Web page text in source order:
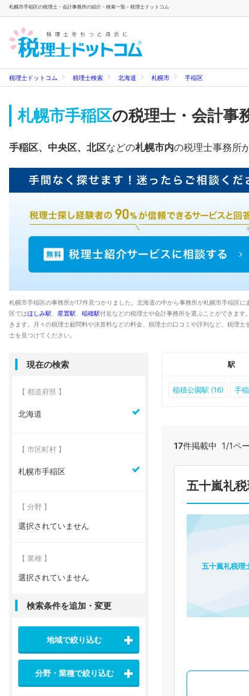
札幌市手稲区の税理士・会計事務所の紹介・検索一覧 - 税理士ドットコム
税理士ドットコム 税理士検索 北海道 札幌市 手稲区
札幌市手稲区の税理士・会計事
手稲区、中央区、北区などの札幌市内の税理士事務所
札幌市手稲区の事務所が17件見つかりました。北海道の中から事務所が札幌市手稲区に
区ではほしみ駅 星置駅 稲穂駅付近などの税理士や会計事務所を選ぶことができま
きます。月々の税理士顧問料や決算料などの料金、税理士の口コミや評判など、税理
士を見つけてください。
駅
稲積公園駅 (16) 手
17件掲載中 1/1ペ
五十嵐礼
五十嵐礼税理
現在の検索
【 都道府県 】
北海道
【 市区町村 】
札幌市手稲区
【 分野 】
選択されていません
【 業種 】
選択されていません
検索条件を追加・変更
地域で絞り込む
分野・業種で絞り込む